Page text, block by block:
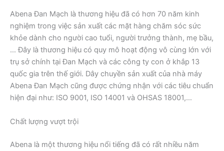
Abena Đan Mạch là thương hiệu đã có hơn 70 năm kinh
nghiệm trong việc sản xuất các mặt hàng chăm sóc sức
khỏe dành cho người cao tuổi, người trưởng thành, mẹ bầu,
… Đây là thương hiệu có quy mô hoạt động vô cùng lớn với
trụ sở chính tại Đan Mạch và các công ty con ở khắp 13
quốc gia trên thế giới. Dây chuyền sản xuất của nhà máy
Abena Đan Mạch cũng được chứng nhận với các tiêu chuẩn
hiện đại như: ISO 9001, ISO 14001 và OHSAS 18001,…
Chất lượng vượt trội
Abena là một thương hiệu nổi tiếng đã có rất nhiều năm